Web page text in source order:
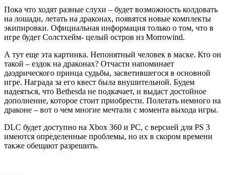
Пока что ходят разные слухи – будет возможность колдовать
на лошади, летать на драконах, появятся новые комплекты
экипировки. Официальная информация только о том, что в
игре будет Солстхейм- целый остров из Morrowind.
А тут еще эта картинка. Непонятный человек в маске. Кто он
такой – ездок на драконах? Отчасти напоминает
даэдрического принца судьбы, засветившегося в основной
игре. Награда за его квест была внушительной. Будем
надеяться, что Bethesda не подкачает, и выдаст достойное
дополнение, которое стоит приобрести. Полетать немного на
драконе – вот о чем многие мечтали с момента выхода игры.
DLC будет доступно на Xbox 360 и PC, с версией для PS 3
имеются определенные проблемы, но их в скором времени
также обещают разрешить.